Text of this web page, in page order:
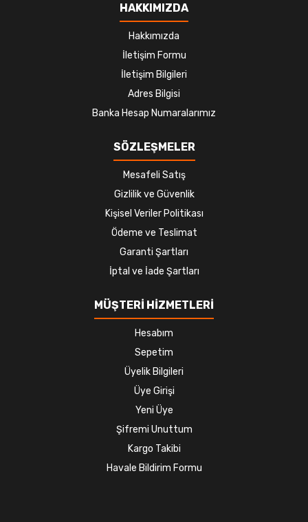
HAKKIMIZDA
Hakkımızda
İletişim Formu
İletişim Bilgileri
Adres Bilgisi
Banka Hesap Numaralarımız
SÖZLEŞMELER
Mesafeli Satış
Gizlilik ve Güvenlik
Kişisel Veriler Politikası
Ödeme ve Teslimat
Garanti Şartları
İptal ve İade Şartları
MÜŞTERİ HİZMETLERİ
Hesabım
Sepetim
Üyelik Bilgileri
Üye Girişi
Yeni Üye
Şifremi Unuttum
Kargo Takibi
Havale Bildirim Formu